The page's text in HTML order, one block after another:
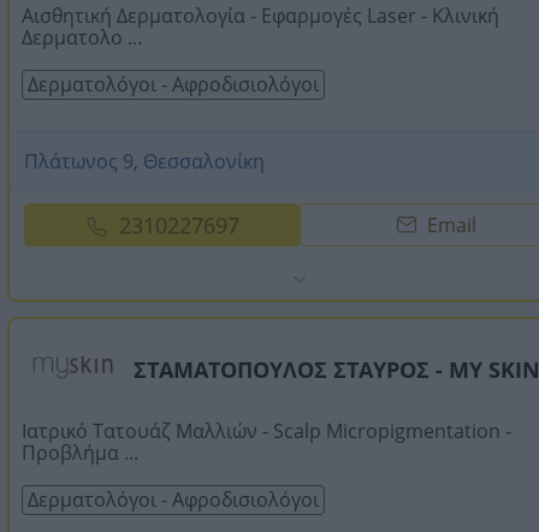
Αισθητική Δερματολογία - Εφαρμογές Laser - Κλινική
Δερματολο ...
Δερματολόγοι - Αφροδισιολόγοι
Πλάτωνος 9, Θεσσαλονίκη
2310227697 Email
ΣΤΑΜΑΤΟΠΟΥΛΟΣ ΣΤΑΥΡΟΣ - MY SKIN
Ιατρικό Τατουάζ Μαλλιών - Scalp Micropigmentation -
Προβλήμα ...
Δερματολόγοι - Αφροδισιολόγοι